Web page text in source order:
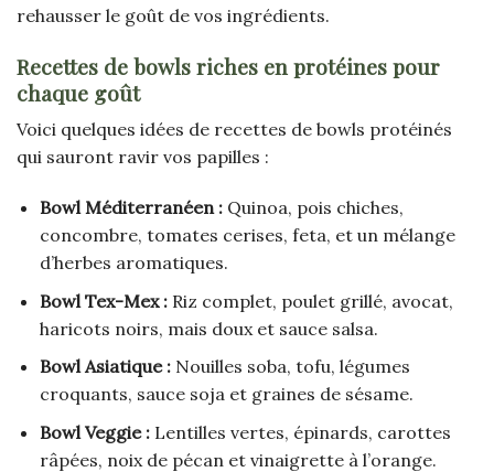
rehausser le goût de vos ingrédients.
Recettes de bowls riches en protéines pour
chaque goût
Voici quelques idées de recettes de bowls protéinés
qui sauront ravir vos papilles :
Bowl Méditerranéen :Quinoa, pois chiches,
concombre, tomates cerises, feta, et un mélange
d’herbes aromatiques.
Bowl Tex-Mex :Riz complet, poulet grillé, avocat,
haricots noirs, mais doux et sauce salsa.
Bowl Asiatique :Nouilles soba, tofu, légumes
croquants, sauce soja et graines de sésame.
Bowl Veggie :Lentilles vertes, épinards, carottes
râpées, noix de pécan et vinaigrette à l’orange.